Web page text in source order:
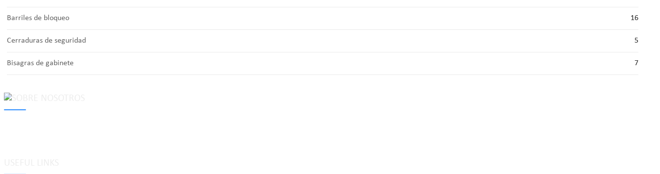
Barriles de bloqueo 16
Cerraduras de seguridad 5
Bisagras de gabinete 7